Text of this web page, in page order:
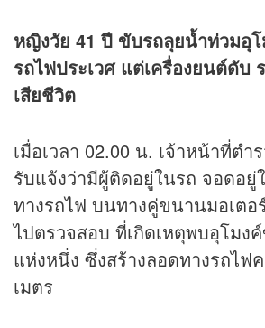
หญิงวัย 41 ปี ขับรถลุยน้ำท่วมอุ
รถไฟประเวศ แต่เครื่องยนต์ดับ
เสียชีวิต
เมื่อเวลา 02.00 น. เจ้าหน้าที่ตำ
รับแจ้งว่ามีผู้ติดอยู่ในรถ จอดอยู่
ทางรถไฟ บนทางคู่ขนานมอเตอ
ไปตรวจสอบ ที่เกิดเหตุพบอุโมง
แห่งหนึ่ง ซึ่งสร้างลอดทางรถไฟ
เมตร